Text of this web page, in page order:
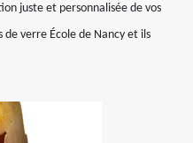
juste et personnalisée de vos
de verre École de Nancy et ils